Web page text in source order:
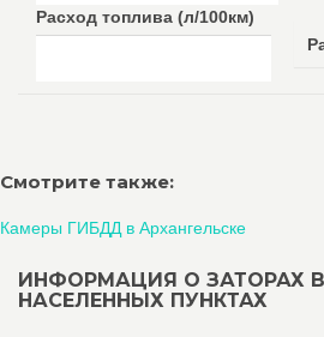
Расход топлива (л/100км)
Смотрите также:
Камеры ГИБДД в Архангельске
ИНФОРМАЦИЯ О ЗАТОРАХ
НАСЕЛЕННЫХ ПУНКТАХ